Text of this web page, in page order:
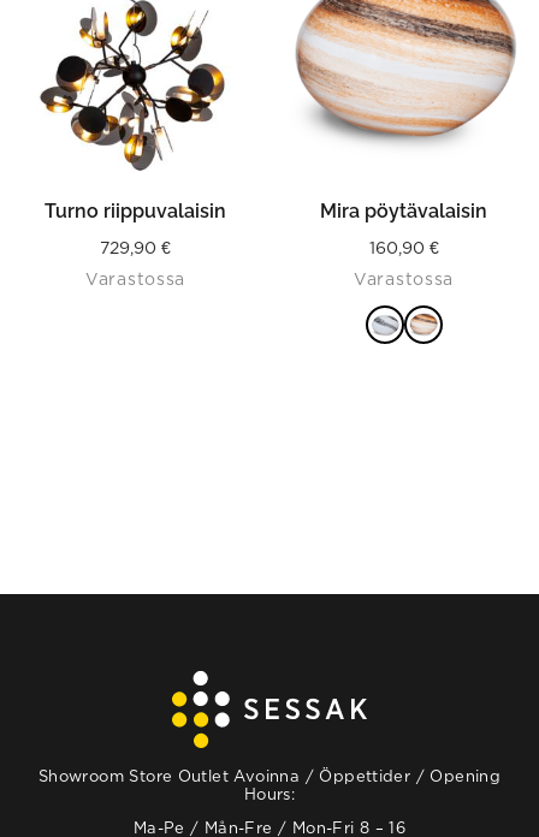
Turno riippuvalaisin
729,90 €
Varastossa
multiple
variants.
The
options
may
be
chosen
product
Mira pöytävalaisin
160,90 €
Varastossa
Showroom Store Outlet Avoinna / Öppettider / Opening
Hours:
Ma-Pe / Mån-Fre / Mon-Fri 8 – 16